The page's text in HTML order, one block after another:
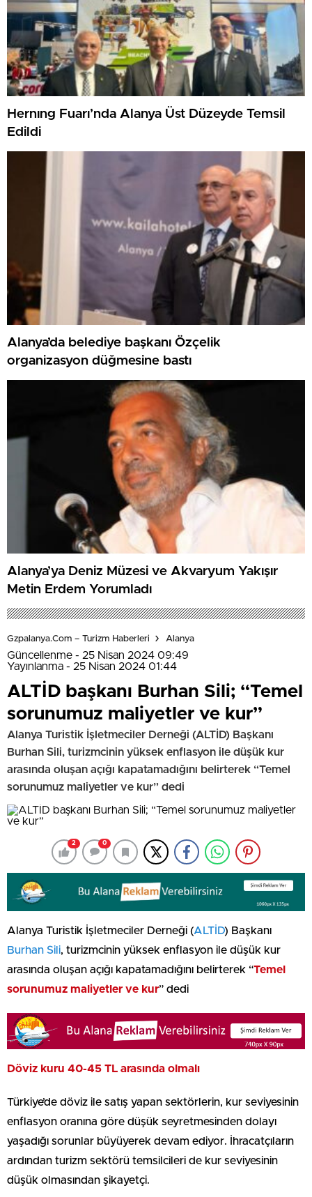
Hernıng Fuarı’nda Alanya Üst Düzeyde Temsil
Edildi
Alanya’da belediye başkanı Özçelik
organizasyon düğmesine bastı
Alanya’ya Deniz Müzesi ve Akvaryum Yakışır
Metin Erdem Yorumladı
Gzpalanya.com – Turizm Haberleri Alanya
Güncellenme - 25 Nisan 2024 09:49
Yayınlanma - 25 Nisan 2024 01:44
ALTİD başkanı Burhan Sili; “Temel
sorunumuz maliyetler ve kur”
Alanya Turistik İşletmeciler Derneği (ALTİD) Başkanı
Burhan Sili, turizmcinin yüksek enflasyon ile düşük kur
arasında oluşan açığı kapatamadığını belirterek “Temel
sorunumuz maliyetler ve kur” dedi
2 0
Alanya Turistik İşletmeciler Derneği (ALTİD) Başkanı
Burhan Sili, turizmcinin yüksek enflasyon ile düşük kur
arasında oluşan açığı kapatamadığını belirterek “Temel
sorunumuz maliyetler ve kur” dedi
Döviz kuru 40-45 TL arasında olmalı
Türkiye’de döviz ile satış yapan sektörlerin, kur seviyesinin
enflasyon oranına göre düşük seyretmesinden dolayı
yaşadığı sorunlar büyüyerek devam ediyor. İhracatçıların
ardından turizm sektörü temsilcileri de kur seviyesinin
düşük olmasından şikayetçi.